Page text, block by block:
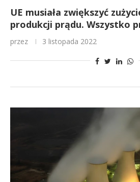
UE musiała zwiększyć
produkcji prądu. Wszystko
przez 3 listopada 2022